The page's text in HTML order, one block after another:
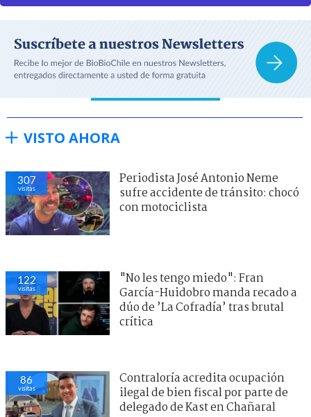
VISTO AHORA
307
visitas
Periodista José Antonio Neme
sufre accidente de tránsito: chocó
con motociclista
122
visitas
"No les tengo miedo": Fran
García-Huidobro manda recado a
dúo de ’La Cofradía’ tras brutal
crítica
86
visitas
Contraloría acredita ocupación
ilegal de bien fiscal por parte de
delegado de Kast en Chañaral